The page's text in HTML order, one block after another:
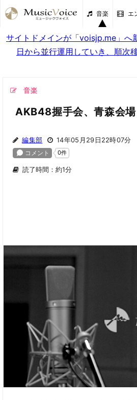
音楽 エ
サイトドメインが「voisjp.me」へ
日から並行運用していき、順次
音楽
AKB48握手会、青森会
編集部 14年05月29日22時07分
読了時間：約1分